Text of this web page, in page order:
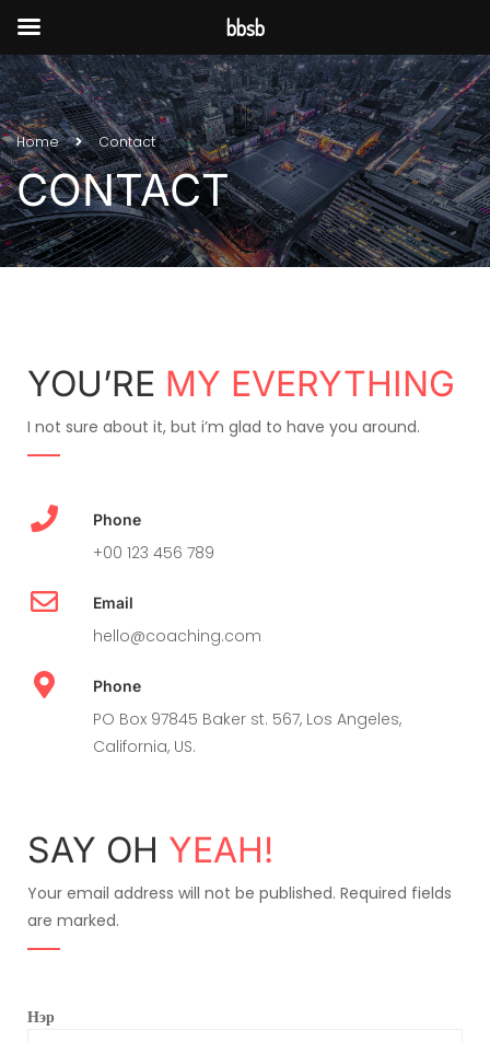
Home Contact
CONTACT
YOU’RE MY EVERYTHING
I not sure about it, but i’m glad to have you around.
Phone
+00 123 456 789
Email
hello@coaching.com
Phone
PO Box 97845 Baker st. 567, Los Angeles,
California, US.
SAY OH YEAH!
Your email address will not be published. Required fields
are marked.
Нэр
bbsb